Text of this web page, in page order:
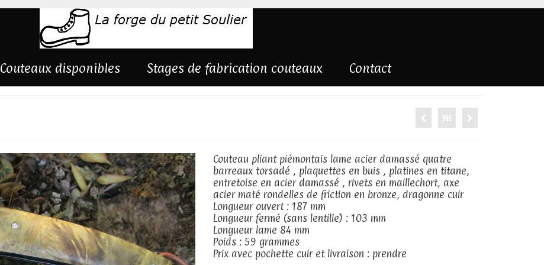
Couteaux disponibles Stages de fabrication couteaux Contact
Couteau pliant piémontais lame acier damassé quatre
barreaux torsadé , plaquettes en buis , platines en titane,
entretoise en acier damassé , rivets en maillechort, axe
acier maté rondelles de friction en bronze, dragonne cuir
Longueur ouvert : 187 mm
Longueur fermé (sans lentille) : 103 mm
Longueur lame 84 mm
Poids : 59 grammes
Prix avec pochette cuir et livraison : prendre